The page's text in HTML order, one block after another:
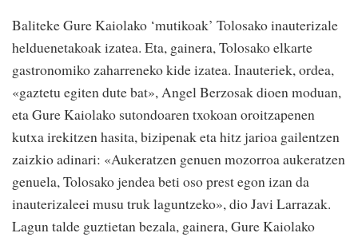
Baliteke Gure Kaiolako ‘mutikoak’ Tolosako inauterizale
helduenetakoak izatea. Eta, gainera, Tolosako elkarte
gastronomiko zaharreneko kide izatea. Inauteriek, ordea,
«gaztetu egiten dute bat», Angel Berzosak dioen moduan,
eta Gure Kaiolako sutondoaren txokoan oroitzapenen
kutxa irekitzen hasita, bizipenak eta hitz jarioa gailentzen
zaizkio adinari: «Aukeratzen genuen mozorroa aukeratzen
genuela, Tolosako jendea beti oso prest egon izan da
inauterizaleei musu truk laguntzeko», dio Javi Larrazak.
Lagun talde guztietan bezala, gainera, Gure Kaiolako